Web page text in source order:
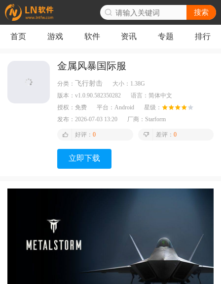
搜索
首页 游戏 软件 资讯 专题 排行
金属风暴国际服
分类： 飞行射击 大小： 1.38G
版本： v1.0.90.582350282 语言： 简体中文
授权： 免费 平台： Android
星级：
发布： 2026-07-03 13:20 厂商： Starform
好评： 0 差评： 0
立即下载